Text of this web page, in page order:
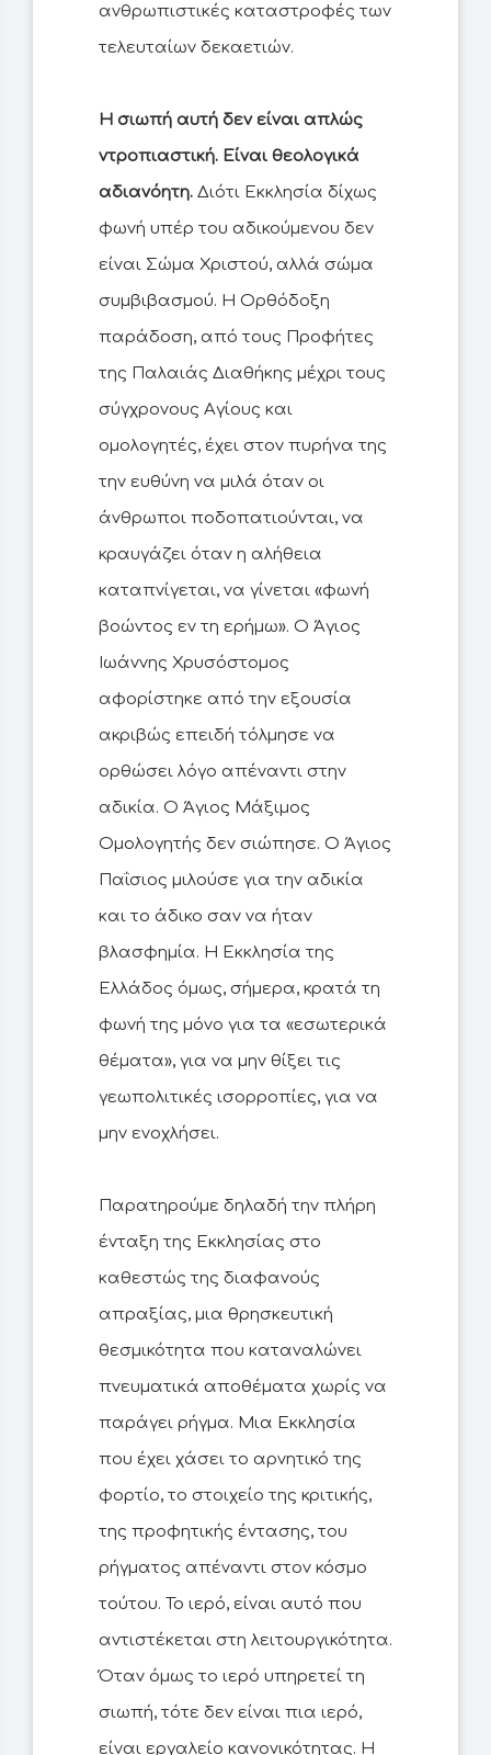
ανθρωπιστικές καταστροφές των
τελευταίων δεκαετιών.
Η σιωπή αυτή δεν είναι απλώς
ντροπιαστική. Είναι θεολογικά
αδιανόητη. Διότι Εκκλησία δίχως
φωνή υπέρ του αδικούμενου δεν
είναι Σώμα Χριστού, αλλά σώμα
συμβιβασμού. Η Ορθόδοξη
παράδοση, από τους Προφήτες
της Παλαιάς Διαθήκης μέχρι τους
σύγχρονους Αγίους και
ομολογητές, έχει στον πυρήνα της
την ευθύνη να μιλά όταν οι
άνθρωποι ποδοπατιούνται, να
κραυγάζει όταν η αλήθεια
καταπνίγεται, να γίνεται «φωνή
βοώντος εν τη ερήμω». Ο Άγιος
Ιωάννης Χρυσόστομος
αφορίστηκε από την εξουσία
ακριβώς επειδή τόλμησε να
ορθώσει λόγο απέναντι στην
αδικία. Ο Άγιος Μάξιμος
Ομολογητής δεν σιώπησε. Ο Άγιος
Παΐσιος μιλούσε για την αδικία
και το άδικο σαν να ήταν
βλασφημία. Η Εκκλησία της
Ελλάδος όμως, σήμερα, κρατά τη
φωνή της μόνο για τα «εσωτερικά
θέματα», για να μην θίξει τις
γεωπολιτικές ισορροπίες, για να
μην ενοχλήσει.
Παρατηρούμε δηλαδή την πλήρη
ένταξη της Εκκλησίας στο
καθεστώς της διαφανούς
απραξίας, μια θρησκευτική
θεσμικότητα που καταναλώνει
πνευματικά αποθέματα χωρίς να
παράγει ρήγμα. Μια Εκκλησία
που έχει χάσει το αρνητικό της
φορτίο, το στοιχείο της κριτικής,
της προφητικής έντασης, του
ρήγματος απέναντι στον κόσμο
τούτου. Το ιερό, είναι αυτό που
αντιστέκεται στη λειτουργικότητα.
Όταν όμως το ιερό υπηρετεί τη
σιωπή, τότε δεν είναι πια ιερό,
είναι εργαλείο κανονικότητας. Η